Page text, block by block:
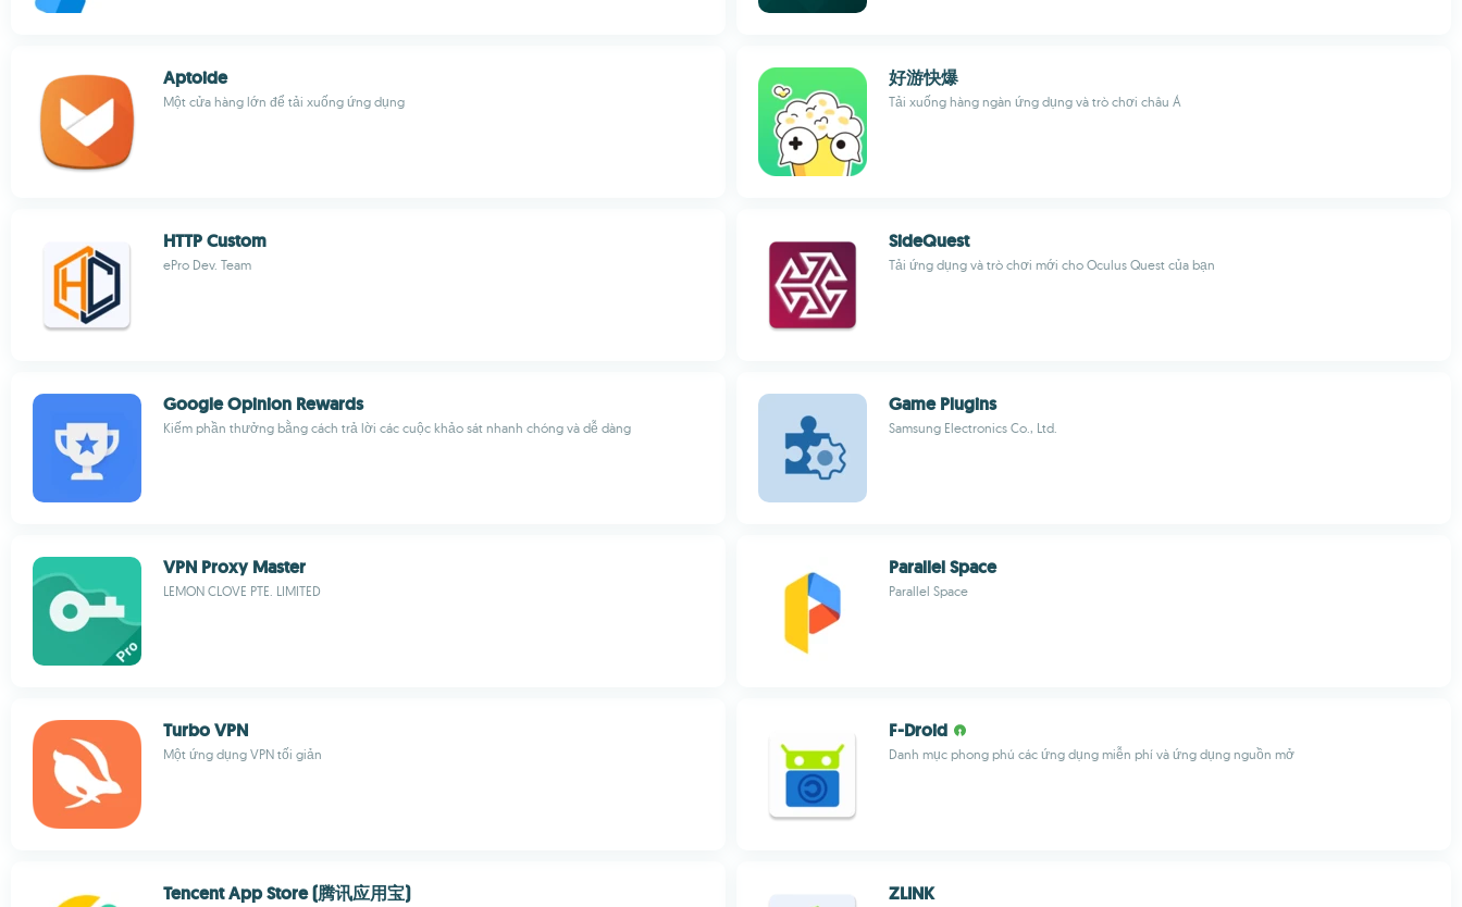
Aptoide
Một cửa hàng lớn để tải xuống ứng dụng
好游快爆
Tải xuống hàng ngàn ứng dụng và trò chơi châu Á
HTTP Custom
ePro Dev. Team
SideQuest
Tải ứng dụng và trò chơi mới cho Oculus Quest của bạn
Google Opinion Rewards
Kiếm phần thưởng bằng cách trả lời các cuộc khảo sát nhanh chóng và dễ dàng
Game Plugins
Samsung Electronics Co., Ltd.
VPN Proxy Master
LEMON CLOVE PTE. LIMITED
Parallel Space
Parallel Space
Turbo VPN
Một ứng dụng VPN tối giản
F-Droid
Danh mục phong phú các ứng dụng miễn phí và ứng dụng nguồn mở
Tencent App Store (腾讯应用宝) ZLINK